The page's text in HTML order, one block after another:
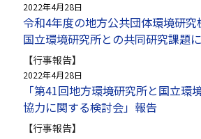
2022年4月28日
令和4年度の地方公共団体環境研究
国立環境研究所との共同研究課題
【行事報告】
2022年4月28日
「第41回地方環境研究所と国立環
協力に関する検討会」報告
【行事報告】